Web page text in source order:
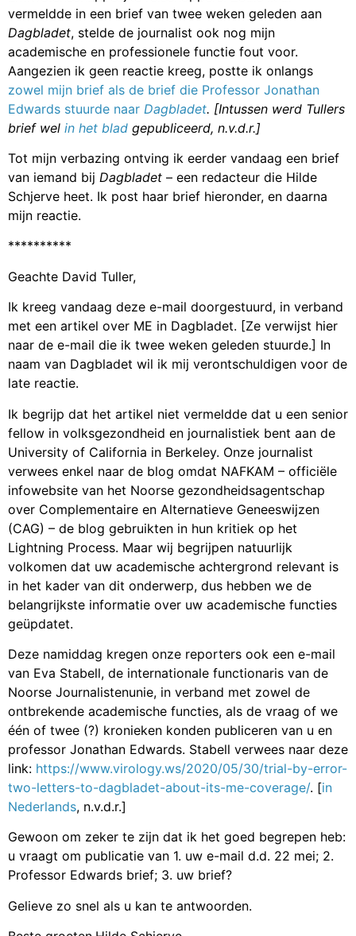
vermeldde in een brief van twee weken geleden aan
Dagbladet, stelde de journalist ook nog mijn
academische en professionele functie fout voor.
Aangezien ik geen reactie kreeg, postte ik onlangs
zowel mijn brief als de brief die Professor Jonathan
Edwards stuurde naar Dagbladet. [Intussen werd Tullers
brief wel in het blad gepubliceerd, n.v.d.r.]
Tot mijn verbazing ontving ik eerder vandaag een brief
van iemand bij Dagbladet – een redacteur die Hilde
Schjerve heet. Ik post haar brief hieronder, en daarna
mijn reactie.
**********
Geachte David Tuller,
Ik kreeg vandaag deze e-mail doorgestuurd, in verband
met een artikel over ME in Dagbladet. [Ze verwijst hier
naar de e-mail die ik twee weken geleden stuurde.] In
naam van Dagbladet wil ik mij verontschuldigen voor de
late reactie.
Ik begrijp dat het artikel niet vermeldde dat u een senior
fellow in volksgezondheid en journalistiek bent aan de
University of California in Berkeley. Onze journalist
verwees enkel naar de blog omdat NAFKAM – officiële
infowebsite van het Noorse gezondheidsagentschap
over Complementaire en Alternatieve Geneeswijzen
(CAG) – de blog gebruikten in hun kritiek op het
Lightning Process. Maar wij begrijpen natuurlijk
volkomen dat uw academische achtergrond relevant is
in het kader van dit onderwerp, dus hebben we de
belangrijkste informatie over uw academische functies
geüpdatet.
Deze namiddag kregen onze reporters ook een e-mail
van Eva Stabell, de internationale functionaris van de
Noorse Journalistenunie, in verband met zowel de
ontbrekende academische functies, als de vraag of we
één of twee (?) kronieken konden publiceren van u en
professor Jonathan Edwards. Stabell verwees naar deze
link: https://www.virology.ws/2020/05/30/trial-by-error-
two-letters-to-dagbladet-about-its-me-coverage/. [in
Nederlands, n.v.d.r.]
Gewoon om zeker te zijn dat ik het goed begrepen heb:
u vraagt om publicatie van 1. uw e-mail d.d. 22 mei; 2.
Professor Edwards brief; 3. uw brief?
Gelieve zo snel als u kan te antwoorden.